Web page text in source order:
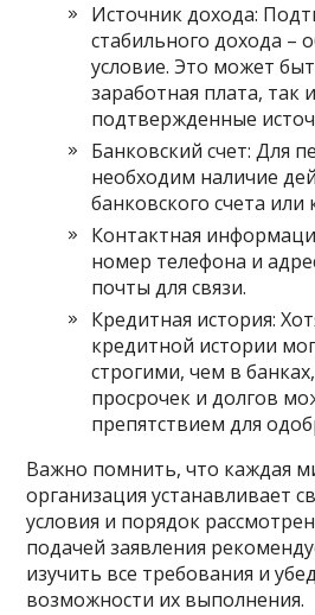
Источник дохода:
стабильного дохода –
условие. Это может
заработная плата, так
подтвержденные
Банковский счет: Для
необходим наличие
банковского счета или
Контактная
номер телефона и
почты для связи.
Кредитная история:
кредитной истории
строгими, чем в
просрочек и долгов
препятствием для
Важно помнить, что каждая
организация устанавливает
условия и порядок
подачей заявления
изучить все требования и
возможности их выполнения.